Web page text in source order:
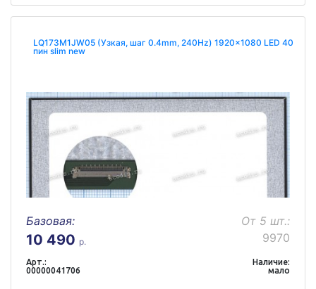
LQ173M1JW05 (Узкая, шаг 0.4mm, 240Hz) 1920x1080 LED 40
пин slim new
Базовая:
10 490 р.
От 5 шт.:
9970
Арт.:
00000041706
Наличие:
мало